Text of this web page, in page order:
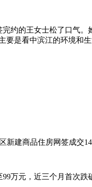
约的王女士松了口气
要是看中滨江的环境和
新建商品住房网签成交
万元，近三个月首次